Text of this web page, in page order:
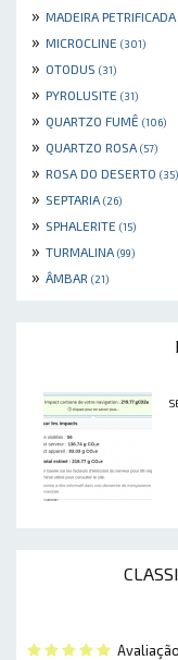
» MADEIRA PETRIFICADA
» MICROCLINE (301)
» OTODUS (31)
» PYROLUSITE (31)
» QUARTZO FUMÊ (106)
» QUARTZO ROSA (57)
» ROSA DO DESERTO (35)
» SEPTARIA (26)
» SPHALERITE (15)
» TURMALINA (99)
» ÂMBAR (21)